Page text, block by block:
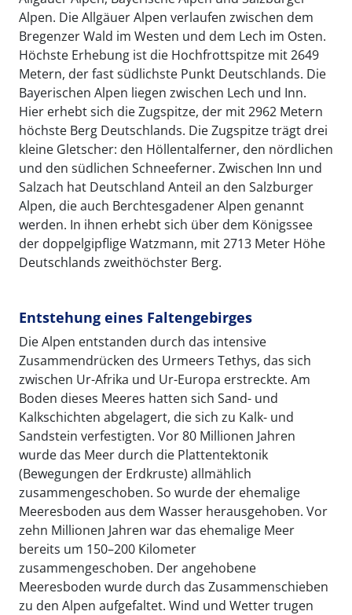
Alpen. Die Allgäuer Alpen verlaufen zwischen dem
Bregenzer Wald im Westen und dem Lech im Osten.
Höchste Erhebung ist die Hochfrottspitze mit 2649
Metern, der fast südlichste Punkt Deutschlands. Die
Bayerischen Alpen liegen zwischen Lech und Inn.
Hier erhebt sich die Zugspitze, der mit 2962 Metern
höchste Berg Deutschlands. Die Zugspitze trägt drei
kleine Gletscher: den Höllentalferner, den nördlichen
und den südlichen Schneeferner. Zwischen Inn und
Salzach hat Deutschland Anteil an den Salzburger
Alpen, die auch Berchtesgadener Alpen genannt
werden. In ihnen erhebt sich über dem Königssee
der doppelgipflige Watzmann, mit 2713 Meter Höhe
Deutschlands zweithöchster Berg.
Entstehung eines Faltengebirges
Die Alpen entstanden durch das intensive
Zusammendrücken des Urmeers Tethys, das sich
zwischen Ur-Afrika und Ur-Europa erstreckte. Am
Boden dieses Meeres hatten sich Sand- und
Kalkschichten abgelagert, die sich zu Kalk- und
Sandstein verfestigten. Vor 80 Millionen Jahren
wurde das Meer durch die Plattentektonik
(Bewegungen der Erdkruste) allmählich
zusammengeschoben. So wurde der ehemalige
Meeresboden aus dem Wasser herausgehoben. Vor
zehn Millionen Jahren war das ehemalige Meer
bereits um 150–200 Kilometer
zusammengeschoben. Der angehobene
Meeresboden wurde durch das Zusammenschieben
zu den Alpen aufgefaltet. Wind und Wetter trugen